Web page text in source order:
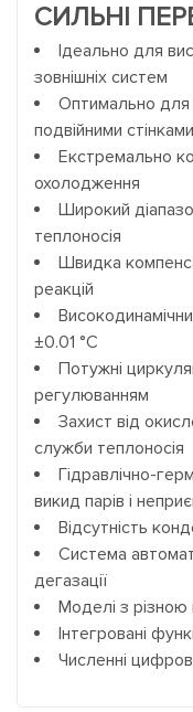
СИЛЬНІ
Ідеально для
зовнішніх систем
Оптимально для
подвійними стінками
Екстремально
охолодження
Широкий
теплоносія
Швидка
реакцій
±0.01 °C
Потужні
регулюванням
Захист від
служби теплоносія
Гідравлічно-
викид парів і
Відсутність
Система
дегазації
Моделі з різною
Інтегровані
Численні